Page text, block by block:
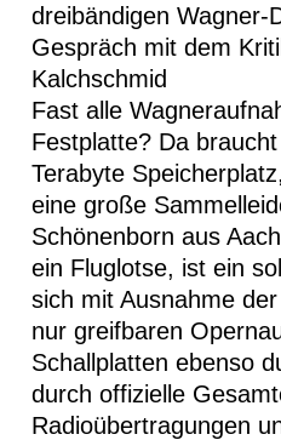
dreibändigen Wagner-
Gespräch mit dem
Kalchschmid
Fast alle
Festplatte? Da
Terabyte
eine große
Schönenborn aus
ein Fluglotse, ist ein
sich mit Ausnahme
nur greifbaren
Schallplatten ebenso
durch offizielle
Radioübertragungen